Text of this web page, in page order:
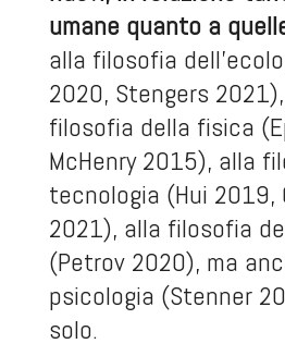
umane quanto a
alla filosofia
2020, Stengers
filosofia della fisica
McHenry 2015), alla
tecnologia (Hui 2019,
2021), alla filosofia
(Petrov 2020), ma
psicologia (Stenner
solo.